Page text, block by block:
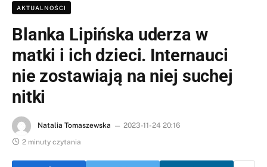
AKTUALNOŚCI
Blanka Lipińska uderza w
matki i ich dzieci. Internauci
nie zostawiają na niej suchej
nitki
Natalia Tomaszewska
2023-11-24 20:16
2 minuty czytania